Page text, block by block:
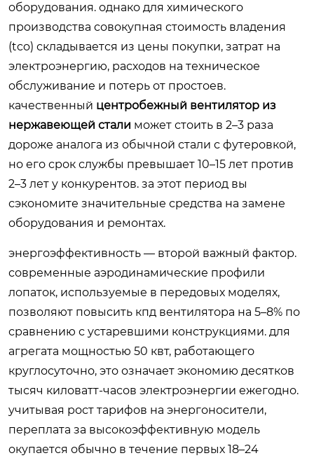
оборудования. однако для химического
производства совокупная стоимость владения
(tco) складывается из цены покупки, затрат на
электроэнергию, расходов на техническое
обслуживание и потерь от простоев.
качественный центробежный вентилятор из
нержавеющей стали может стоить в 2–3 раза
дороже аналога из обычной стали с футеровкой,
но его срок службы превышает 10–15 лет против
2–3 лет у конкурентов. за этот период вы
сэкономите значительные средства на замене
оборудования и ремонтах.
энергоэффективность — второй важный фактор.
современные аэродинамические профили
лопаток, используемые в передовых моделях,
позволяют повысить кпд вентилятора на 5–8% по
сравнению с устаревшими конструкциями. для
агрегата мощностью 50 квт, работающего
круглосуточно, это означает экономию десятков
тысяч киловатт-часов электроэнергии ежегодно.
учитывая рост тарифов на энергоносители,
переплата за высокоэффективную модель
окупается обычно в течение первых 18–24